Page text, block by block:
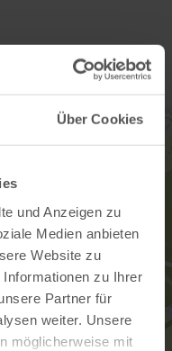
Über Cookies
und Anzeigen zu
Medien anbieten
Website zu
zu Ihrer
Partner für
weiter. Unsere
möglicherweise mit